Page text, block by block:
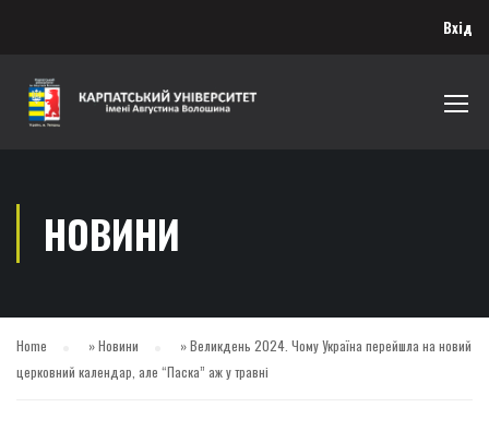
Вхід
НОВИНИ
Home »Новини »Великдень 2024. Чому Україна перейшла на новий
церковний календар, але “Паска” аж у травні